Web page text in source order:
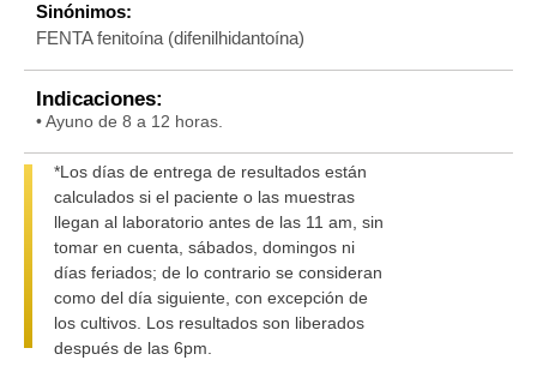
Sinónimos:
FENTA fenitoína (difenilhidantoína)
Indicaciones:
• Ayuno de 8 a 12 horas.
*Los días de entrega de resultados están
calculados si el paciente o las muestras
llegan al laboratorio antes de las 11 am, sin
tomar en cuenta, sábados, domingos ni
días feriados; de lo contrario se consideran
como del día siguiente, con excepción de
los cultivos. Los resultados son liberados
después de las 6pm.